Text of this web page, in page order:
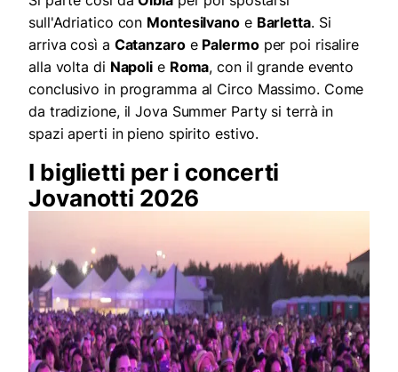
sull'Adriatico con Montesilvanoe Barletta. Si
arriva così a Catanzaroe Palermoper poi risalire
alla volta di Napoli e Roma, con il grande evento
conclusivo in programma al Circo Massimo. Come
da tradizione, il Jova Summer Party si terrà in
spazi aperti in pieno spirito estivo.
I biglietti per i concerti
Jovanotti 2026